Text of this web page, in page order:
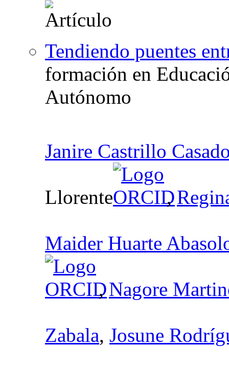
Tendiendo puentes
formación en
Autónomo
Janire Castrillo
Llorente ,
Maider Huarte
,Nagore
Zabala, Josune